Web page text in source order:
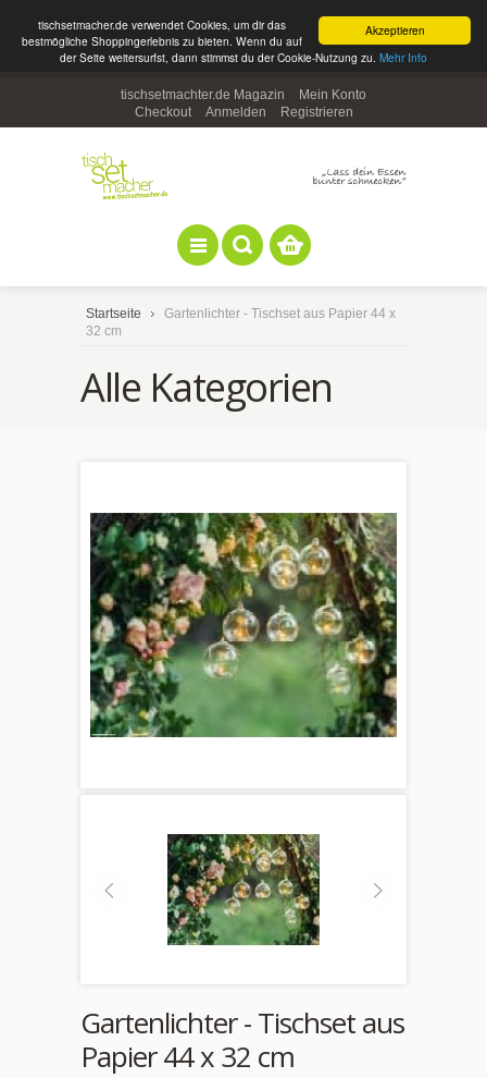
Akzeptieren
tischsetmacher.de verwendet Cookies, um dir das
bestmögliche Shoppingerlebnis zu bieten. Wenn du auf
der Seite weitersurfst, dann stimmst du der Cookie-Nutzung zu. Mehr Info
tischsetmachter.de Magazin
Mein Konto
Checkout
Anmelden Registrieren
Startseite
Gartenlichter - Tischset aus Papier 44 x
32 cm
Alle Kategorien
Gartenlichter - Tischset aus
Papier 44 x 32 cm